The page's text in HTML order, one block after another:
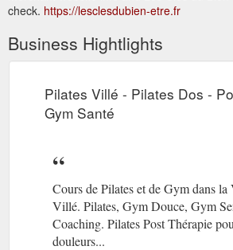
check. https://lesclesdubien-etre.fr
Business Hightlights
Pilates Villé - Pilates Dos -
Gym Santé
Cours de Pilates et de Gym dans la
Villé. Pilates, Gym Douce, Gym
Coaching. Pilates Post Thérapie
douleurs...